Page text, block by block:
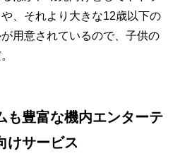
、それより大きな12歳以下の
用意されているので、子供の
も豊富な機内エンターテ
けサービス